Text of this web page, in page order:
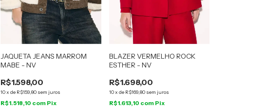
JAQUETA JEANS MARROM
MABE - NV
R$1.598,00
10xde R$159,80 sem juros
R$1.518,10 com Pix
BLAZER VERMELHO ROCK
ESTHER - NV
R$1.698,00
10x de R$169,80 sem juros
R$1.613,10 com Pix